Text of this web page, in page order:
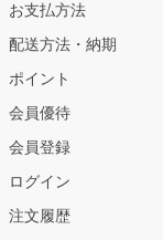
お支払方法
配送方法・納期
ポイント
会員優待
会員登録
ログイン
注文履歴